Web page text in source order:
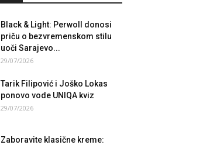
Black & Light: Perwoll donosi
priču o bezvremenskom stilu
uoči Sarajevo...
29/07/2026
Tarik Filipović i Joško Lokas
ponovo vode UNIQA kviz
29/07/2026
Zaboravite klasične kreme: